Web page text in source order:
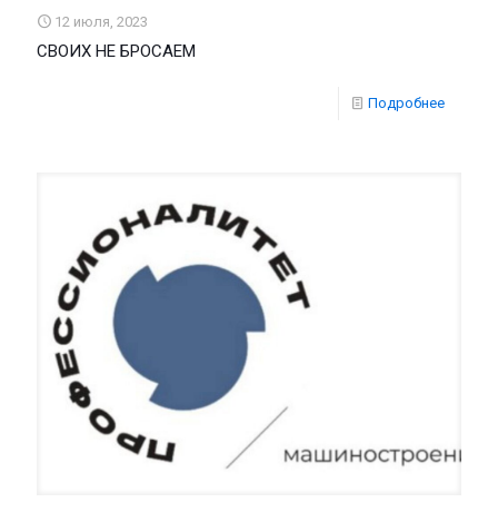
12 июля, 2023
СВОИХ НЕ БРОСАЕМ
Подробнее